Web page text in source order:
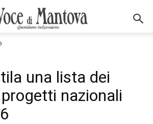
una lista dei
nazionali